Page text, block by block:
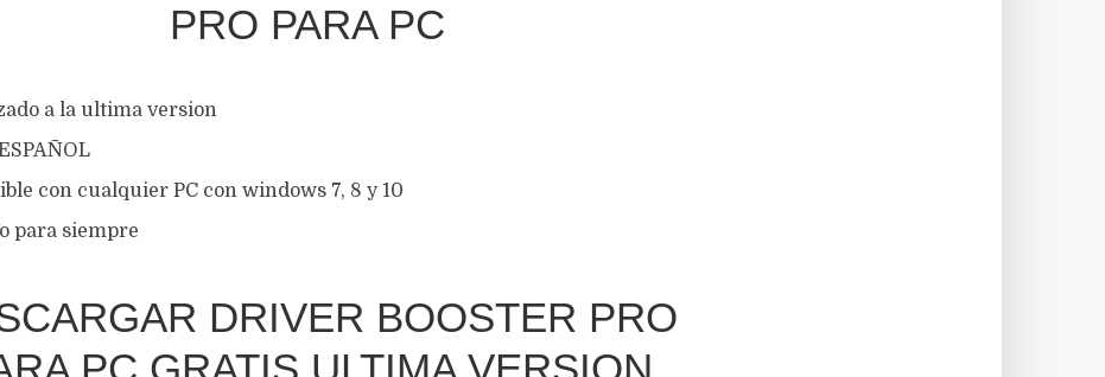
PRO PARA PC
a la ultima version
con cualquier PC con windows 7, 8 y 10
para siempre
DRIVER BOOSTER PRO